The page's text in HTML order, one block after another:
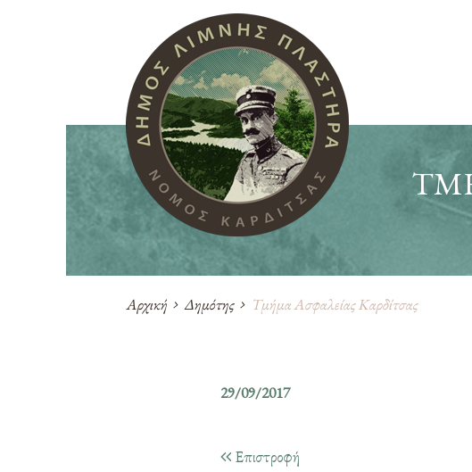
Αρχική Δημότης Τμήμα Ασφαλείας Καρδίτσας
29/09/2017
Επιστροφή